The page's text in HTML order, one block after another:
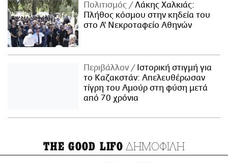
Πολιτισμός
Λάκης Χαλκιάς:
Πλήθος κόσμου στην κηδεία του
στο Α' Νεκροταφείο Αθηνών
Περιβάλλον
Ιστορική στιγμή για
το Καζακστάν: Απελευθέρωσαν
τίγρη του Αμούρ στη φύση μετά
από 70 χρόνια
THE GOOD LIFO ΔΗΜΟΦΙΛΗ